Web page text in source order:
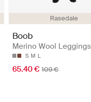
Rasedale
Boob
Merino Wool Leggings
S M L
65.40 € 109 €